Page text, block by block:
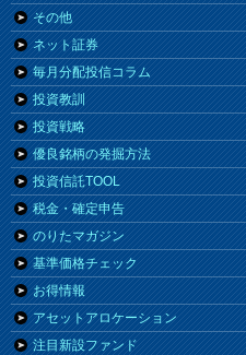
その他
ネット証券
毎月分配投信コラム
投資教訓
投資戦略
優良銘柄の発掘方法
投資信託TOOL
税金・確定申告
のりたマガジン
基準価格チェック
お得情報
アセットアロケーション
注目新設ファンド